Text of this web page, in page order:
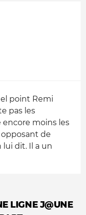
point Remi
pas les
moins les
de
lui dit. Il a un
LIGNE J@UNE